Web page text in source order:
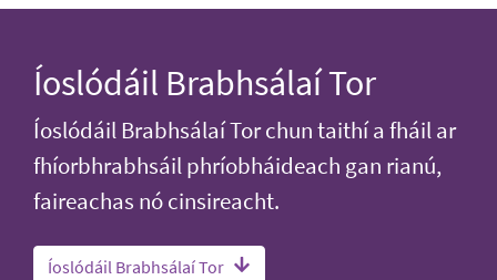
Íoslódáil Brabhsálaí Tor
Íoslódáil Brabhsálaí Tor chun taithí a fháil ar
fhíorbhrabhsáil phríobháideach gan rianú,
faireachas nó cinsireacht.
Íoslódáil Brabhsálaí Tor